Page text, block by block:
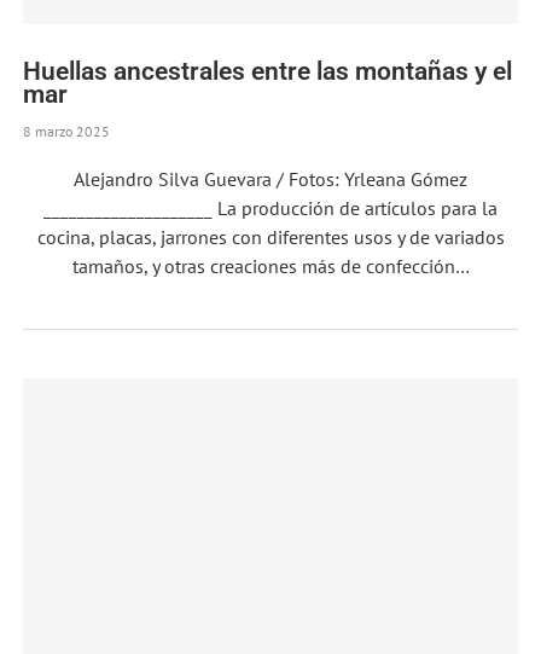
Huellas ancestrales entre las montañas y el
mar
8 marzo 2025
Alejandro Silva Guevara / Fotos: Yrleana Gómez
____________________ La producción de artículos para la
cocina, placas, jarrones con diferentes usos y de variados
tamaños, y otras creaciones más de confección…